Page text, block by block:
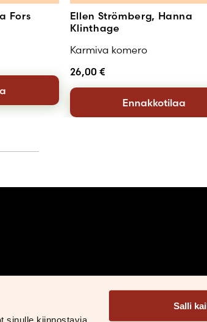
sinulle kiinnostavia.
Salli
Fors
Ellen Strömberg, Hanna
Klinthage
Karmiva komero
26,00 €
Ennakkotilaa
Instagram
LinkedIn
TikTok